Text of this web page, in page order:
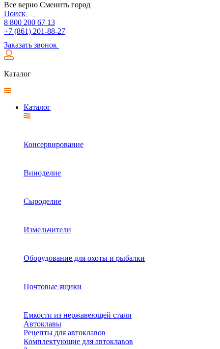
Все верно Сменить город
Поиск
8 800 200 67 13
+7 (861) 201-88-27
Заказать звонок
Каталог
Каталог
Консервирование
Виноделие
Сыроделие
Измельчители
Оборудование для охоты и рыбалки
Почтовые ящики
Емкости из нержавеющей стали
Автоклавы
Рецепты для автоклавов
Комплектующие для автоклавов